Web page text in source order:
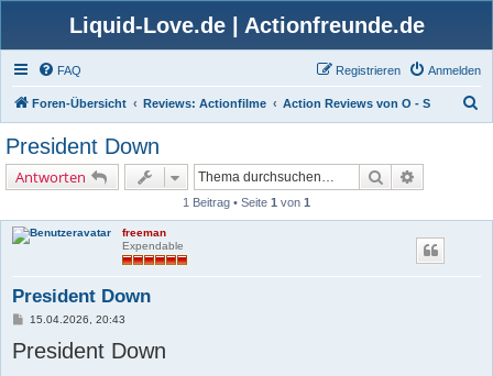
Liquid-Love.de | Actionfreunde.de
FAQ Anmelden
Registrieren
Foren-Übersicht Reviews: Actionfilme Action Reviews von O - S
President Down
Antworten Suche
1 Beitrag • Seite 1 von 1
freeman
Expendable
President Down
B
i
t
15.04.2026, 20:43
President Down